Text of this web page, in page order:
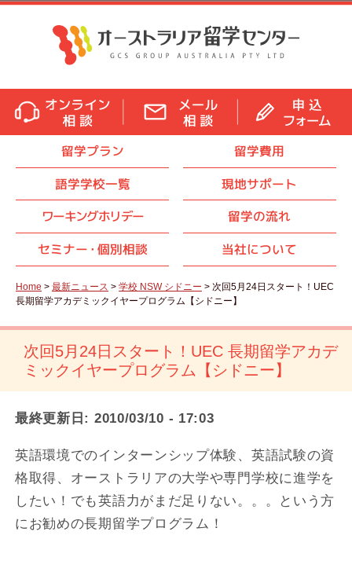
留学プラン
留学費用
語学学校一覧
現地サポート
ワーキングホリデー
留学の流れ
セミナー・ 個別相談 当社について
Home > 最新ニュース > 学校 NSW シドニー > 次回5月24日スタート！UEC
長期留学アカデミックイヤープログラム【シドニー】
次回5月24日スタート！UEC 長期留学アカデ
ミックイヤープログラム【シドニー】
最終更新日: 2010/03/10 - 17:03
英語環境でのインターンシップ体験、英語試験の資
格取得、オーストラリアの大学や専門学校に進学を
したい！でも英語力がまだ足りない。。。という方
にお勧めの長期留学プログラム！